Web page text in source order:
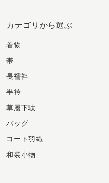
カテゴリから選ぶ
着物
帯
長襦袢
半衿
草履下駄
バッグ
コート羽織
和装小物